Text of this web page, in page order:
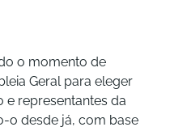
o momento de
Geral para eleger
e representantes da
o desde já, com base